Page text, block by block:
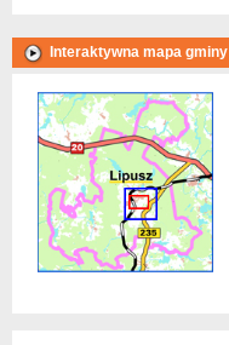
Interaktywna mapa gminy